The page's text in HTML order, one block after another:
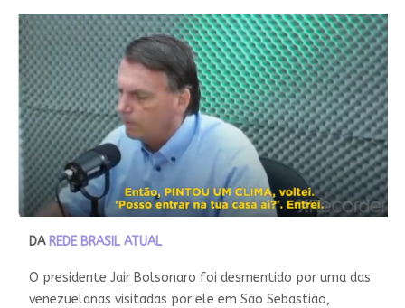
DA REDE BRASIL ATUAL
O presidente Jair Bolsonaro foi desmentido por uma das
venezuelanas visitadas por ele em São Sebastião,